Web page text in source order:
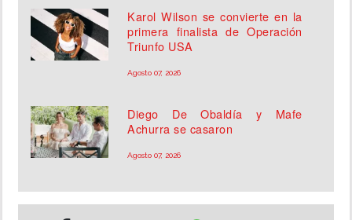
Karol Wilson se convierte en la
primera finalista de Operación
Triunfo USA
Agosto 07, 2026
Diego De Obaldía y Mafe
Achurra se casaron
Agosto 07, 2026